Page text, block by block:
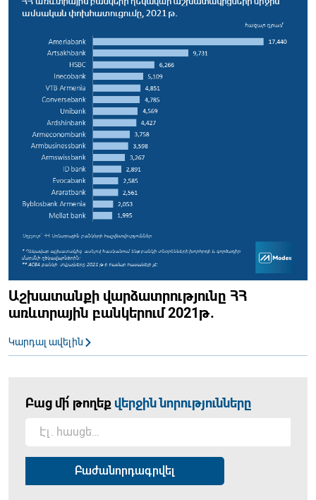
Աշխատանքի վարձատրությունը ՀՀ
առևտրային բանկերում 2021թ.
Կարդալ ավելին
Բաց մի՛ թողեք վերջին նորությունները